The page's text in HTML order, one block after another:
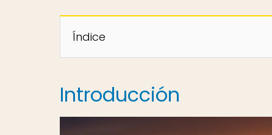
Índice
Introducción